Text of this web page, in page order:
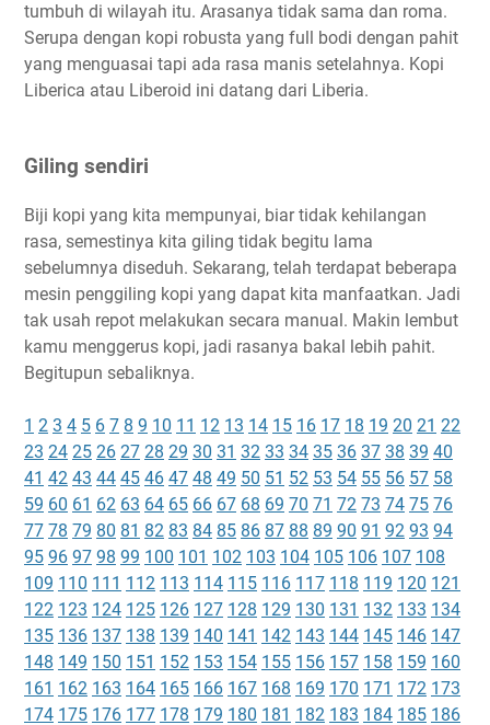
tumbuh di wilayah itu. Arasanya tidak sama dan roma.
Serupa dengan kopi robusta yang full bodi dengan pahit
yang menguasai tapi ada rasa manis setelahnya. Kopi
Liberica atau Liberoid ini datang dari Liberia.
Giling sendiri
Biji kopi yang kita mempunyai, biar tidak kehilangan
rasa, semestinya kita giling tidak begitu lama
sebelumnya diseduh. Sekarang, telah terdapat beberapa
mesin penggiling kopi yang dapat kita manfaatkan. Jadi
tak usah repot melakukan secara manual. Makin lembut
kamu menggerus kopi, jadi rasanya bakal lebih pahit.
Begitupun sebaliknya.
1 2 3 4 5 6 7 8 9 10 11 12 13 14 15 16 17 18 19 20 21 22
23 24 25 26 27 28 29 30 31 32 33 34 35 36 37 38 39 40
41 42 43 44 45 46 47 48 49 50 51 52 53 54 55 56 57 58
59 60 61 62 63 64 65 66 67 68 69 70 71 72 73 74 75 76
77 78 79 80 81 82 83 84 85 86 87 88 89 90 91 92 93 94
95 96 97 98 99 100 101 102 103 104 105 106 107 108
109 110 111 112 113 114 115 116 117 118 119 120 121
122 123 124 125 126 127 128 129 130 131 132 133 134
135 136 137 138 139 140 141 142 143 144 145 146 147
148 149 150 151 152 153 154 155 156 157 158 159 160
161 162 163 164 165 166 167 168 169 170 171 172 173
174 175 176 177 178 179 180 181 182 183 184 185 186